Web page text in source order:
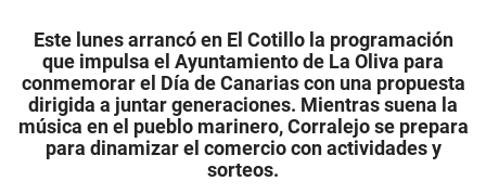
Este lunes arrancó en El Cotillo la programación
que impulsa el Ayuntamiento de La Oliva para
conmemorar el Día de Canarias con una propuesta
dirigida a juntar generaciones. Mientras suena la
música en el pueblo marinero, Corralejo se prepara
para dinamizar el comercio con actividades y
sorteos.